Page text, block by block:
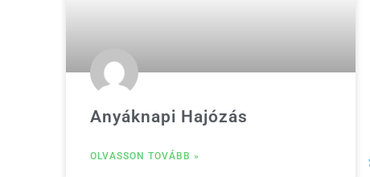
Anyáknapi Hajózás
OLVASSON TOVÁBB »